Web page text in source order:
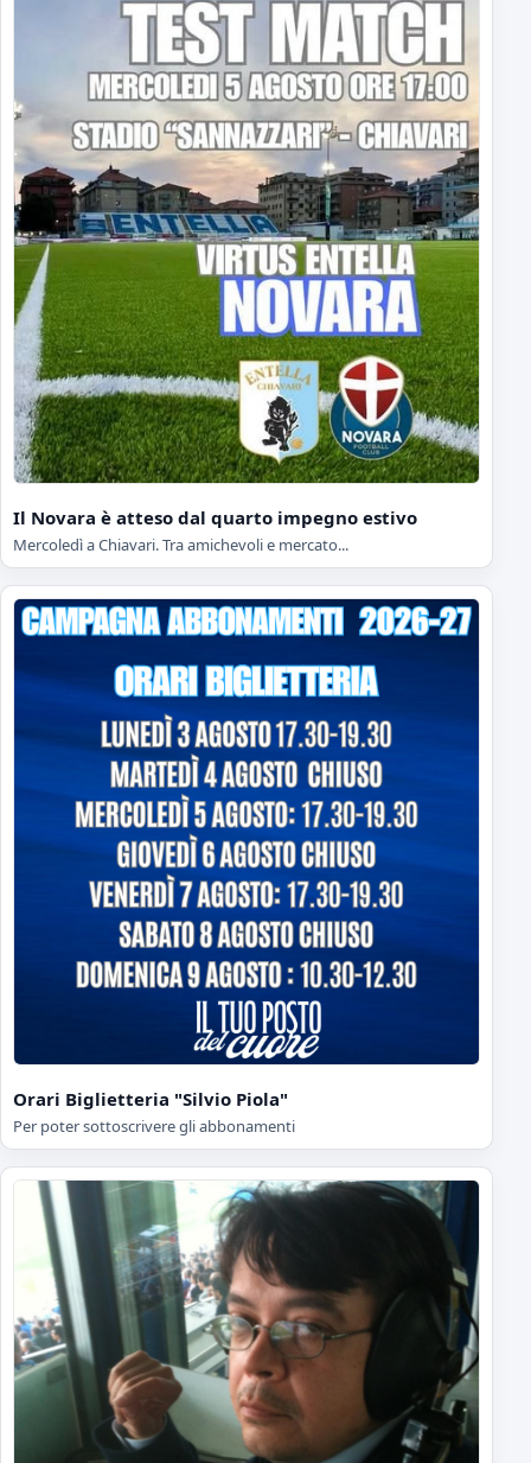
Il Novara è atteso dal quarto impegno estivo
Mercoledì a Chiavari. Tra amichevoli e mercato...
Orari Biglietteria "Silvio Piola"
Per poter sottoscrivere gli abbonamenti